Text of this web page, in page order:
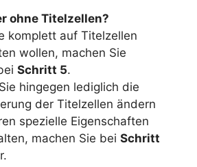
ohne Titelzellen?
komplett auf Titelzellen
wollen, machen Sie
Schritt 5.
hingegen lediglich die
der Titelzellen ändern
spezielle Eigenschaften
machen Sie bei Schritt